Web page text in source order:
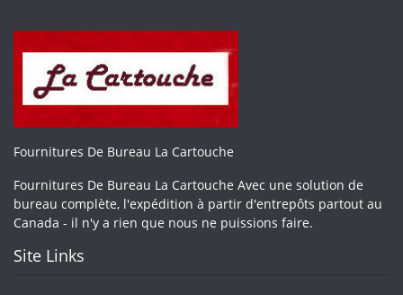
Fournitures De Bureau La Cartouche
Fournitures De Bureau La Cartouche Avec une solution de
bureau complète, l'expédition à partir d'entrepôts partout au
Canada - il n'y a rien que nous ne puissions faire.
Site Links